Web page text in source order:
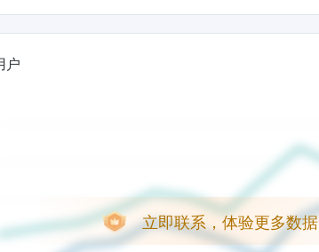
户
立即联系，体验更多数据